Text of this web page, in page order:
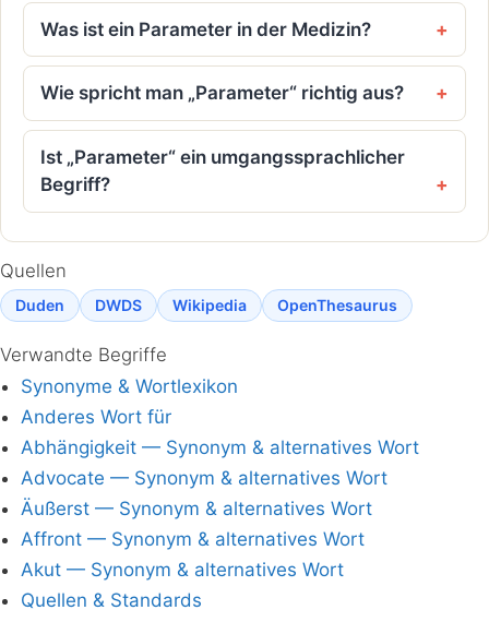
Was ist ein Parameter in der Medizin?
Wie spricht man „Parameter“ richtig aus?
Ist „Parameter“ ein umgangssprachlicher
Begriff?
Quellen
Duden DWDS Wikipedia OpenThesaurus
Verwandte Begriffe
Synonyme & Wortlexikon
Anderes Wort für
Abhängigkeit — Synonym & alternatives Wort
Advocate — Synonym & alternatives Wort
Äußerst — Synonym & alternatives Wort
Affront — Synonym & alternatives Wort
Akut — Synonym & alternatives Wort
Quellen & Standards